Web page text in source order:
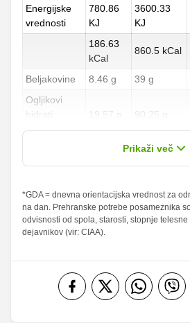
Energijske
vrednosti
780.86
KJ
3600.33
KJ
186.63
kCal
860.5 kCal
Beljakovine 8.46 g 39 g
Ogljikovi
hidrati
19.57 g 90.25 g
3.75 g
od teh
nasičene
maščobne
7.16 g
2.33 g
33 g
0.76 g 3.5 g
Folna kislina
18.71 g
86.25 g
Prikaži več
*GDA = dnevna orientacijska vrednost za
na dan. Prehranske potrebe posameznika
odvisnosti od spola, starosti, stopnje
dejavnikov (vir: CIAA).